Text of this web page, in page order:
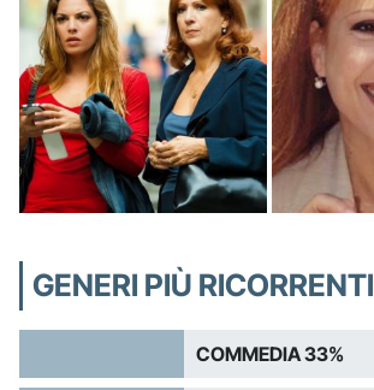
GENERI PIÙ RICORRENTI
COMMEDIA 33%